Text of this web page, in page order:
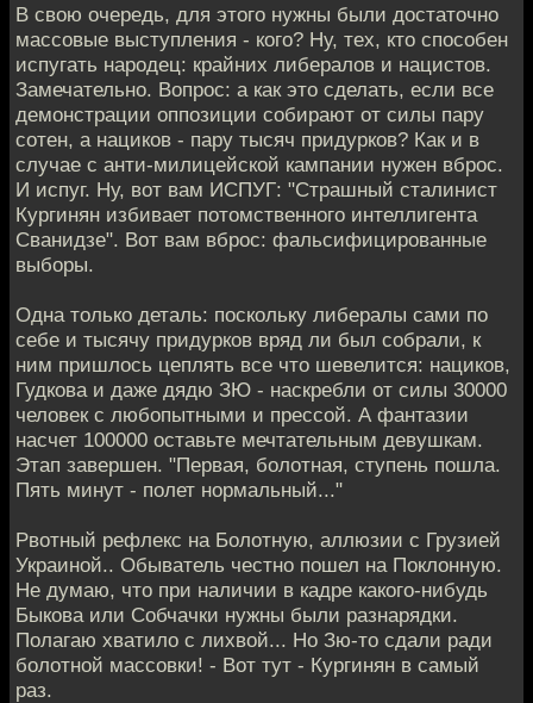
В свою очередь, для этого нужны были достаточно
массовые выступления - кого? Ну, тех, кто способен
испугать народец: крайних либералов и нацистов.
Замечательно. Вопрос: а как это сделать, если все
демонстрации оппозиции собирают от силы пару
сотен, а нациков - пару тысяч придурков? Как и в
случае с анти-милицейской кампании нужен вброс.
И испуг. Ну, вот вам ИСПУГ: "Страшный сталинист
Кургинян избивает потомственного интеллигента
Сванидзе". Вот вам вброс: фальсифицированные
выборы.
Одна только деталь: поскольку либералы сами по
себе и тысячу придурков вряд ли был собрали, к
ним пришлось цеплять все что шевелится: нациков,
Гудкова и даже дядю ЗЮ - наскребли от силы 30000
человек с любопытными и прессой. А фантазии
насчет 100000 оставьте мечтательным девушкам.
Этап завершен. "Первая, болотная, ступень пошла.
Пять минут - полет нормальный..."
Рвотный рефлекс на Болотную, аллюзии с Грузией
Украиной.. Обыватель честно пошел на Поклонную.
Не думаю, что при наличии в кадре какого-нибудь
Быкова или Собчачки нужны были разнарядки.
Полагаю хватило с лихвой... Но Зю-то сдали ради
болотной массовки! - Вот тут - Кургинян в самый
раз.